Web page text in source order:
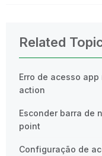
Related
Erro de acesso
action
Esconder barra de
point
Configuração de